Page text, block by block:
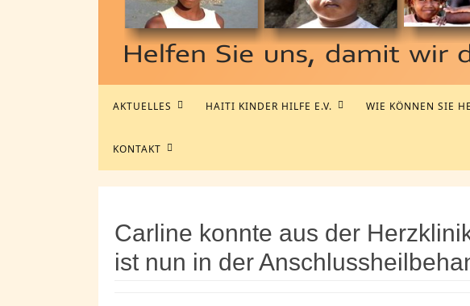
AKTUELLES HAITI KINDER HILFE E.V. WIE KÖNNEN SIE
KONTAKT
Carline konnte aus der
ist nun in der